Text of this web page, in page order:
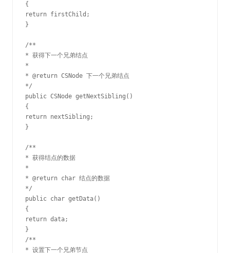
{
return firstChild;
}
/**
* 获得下一个兄弟结点
*
* @return CSNode 下一个兄弟结点
*/
public CSNode getNextSibling()
{
return nextSibling;
}
/**
* 获得结点的数据
*
* @return char 结点的数据
*/
public char getData()
{
return data;
}
/**
* 设置下一个兄弟节点